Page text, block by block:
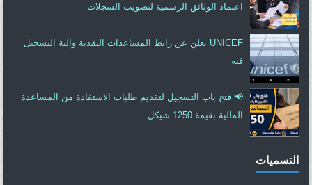
اعتماد الوثائق الرسمية لتصويب السجلات
UNICEF تعلن عن رابط المساعدات النقدية وآلية التسجيل
فيه
📢 فتح باب التسجيل لتقديم طلبات الاستفادة من المساعدة
المالية بقيمة 1250 شيكل
التسميات